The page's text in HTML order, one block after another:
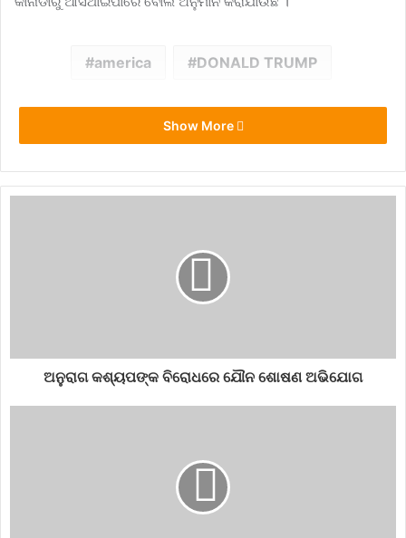
america DONALD TRUMP
Show More
ଅନୁରାଗ କଶ୍ୟପଙ୍କ ବିରୋଧରେ ଯୌନ ଶୋଷଣ ଅଭିଯୋଗ